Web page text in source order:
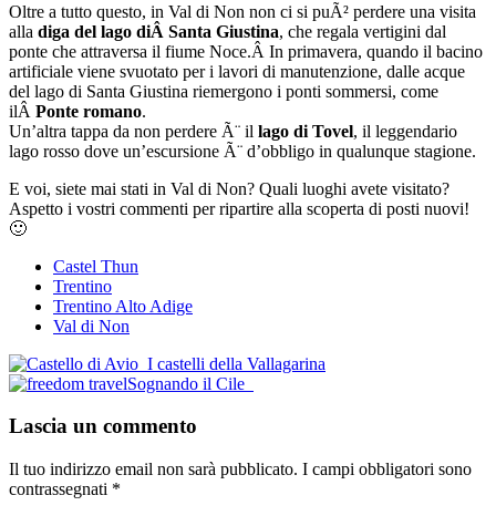
Oltre a tutto questo, in Val di Non non ci si puÃ² perdere una visita
alla diga del lago diÂ Santa Giustina, che regala vertigini dal
ponte che attraversa il fiume Noce.Â In primavera, quando il bacino
artificiale viene svuotato per i lavori di manutenzione, dalle acque
del lago di Santa Giustina riemergono i ponti sommersi, come
ilÂ Ponte romano.
Un’altra tappa da non perdere Ã¨ il lago di Tovel, il leggendario
lago rosso dove un’escursione Ã¨ d’obbligo in qualunque stagione.
E voi, siete mai stati in Val di Non? Quali luoghi avete visitato?
Aspetto i vostri commenti per ripartire alla scoperta di posti nuovi!
🙂
Castel Thun
Trentino
Trentino Alto Adige
Val di Non
Post
navigation
I castelli della Vallagarina
Sognando il Cile
Lascia un commento
Il tuo indirizzo email non sarà pubblicato. I campi obbligatori sono
contrassegnati *